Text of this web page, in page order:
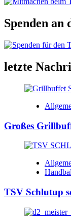
Spenden an
letzte
Großes
TSV Schlutup